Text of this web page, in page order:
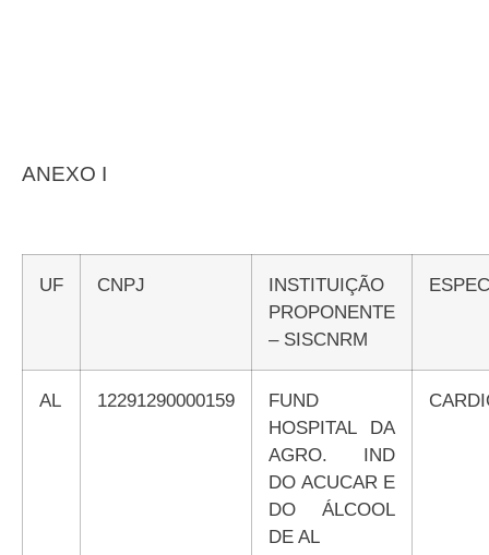
ANEXO I
UF CNPJ
INSTITUIÇÃO
PROPONENTE
– SISCNRM
AL 12291290000159
FUND
HOSPITAL DA
AGRO. IND
DO ACUCAR E
DO ÁLCOOL
DE AL